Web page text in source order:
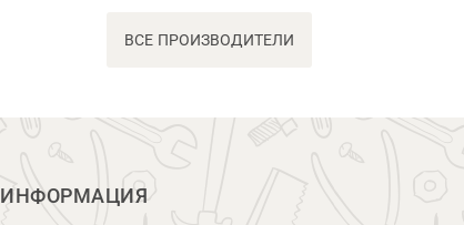
ВСЕ ПРОИЗВОДИТЕЛИ
ИНФОРМАЦИЯ